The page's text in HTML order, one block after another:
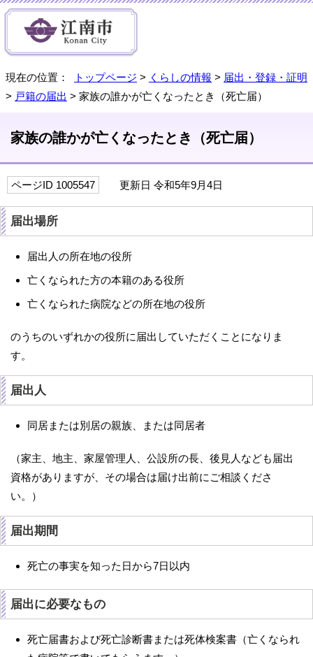
現在の位置： トップページ > くらしの情報 > 届出・登録・証明
> 戸籍の届出 > 家族の誰かが亡くなったとき（死亡届）
家族の誰かが亡くなったとき（死亡届）
ページID 1005547 更新日 令和5年9月4日
届出場所
届出人の所在地の役所
亡くなられた方の本籍のある役所
亡くなられた病院などの所在地の役所
のうちのいずれかの役所に届出していただくことになりま
す。
届出人
同居または別居の親族、または同居者
（家主、地主、家屋管理人、公設所の長、後見人なども届出
資格がありますが、その場合は届け出前にご相談くださ
い。）
届出期間
死亡の事実を知った日から7日以内
届出に必要なもの
死亡届書および死亡診断書または死体検案書（亡くなられ